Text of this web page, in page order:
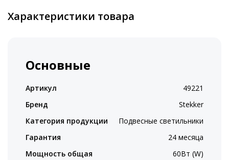
Характеристики товара
Основные
Артикул
49221
Бренд
Stekker
Категория продукции
Подвесные светильники
Гарантия
24 месяца
Мощность общая
60Вт (W)